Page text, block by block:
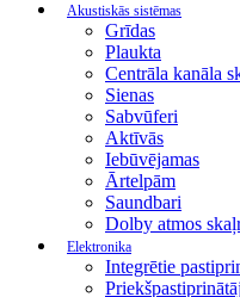
Akustiskās sistēmas
Grīdas
Plaukta
Centrāla kanāla
Sienas
Sabvūferi
Aktīvās
Iebūvējamas
Ārtelpām
Saundbari
Dolby atmos
Elektronika
Integrētie